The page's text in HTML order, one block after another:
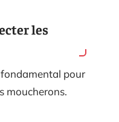
les
pour
moucherons.